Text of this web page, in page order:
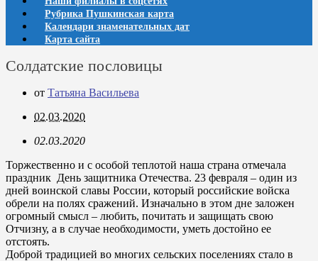
Рубрика Пушкинская карта
Календари знаменательных дат
Карта сайта
Солдатские пословицы
от Татьяна Васильева
02.03.2020
02.03.2020
Торжественно и с особой теплотой наша страна отмечала
праздник День защитника Отечества. 23 февраля – один из
дней воинской славы России, который российские войска
обрели на полях сражений. Изначально в этом дне заложен
огромный смысл – любить, почитать и защищать свою
Отчизну, а в случае необходимости, уметь достойно ее
отстоять.
Доброй традицией во многих сельских поселениях стало в